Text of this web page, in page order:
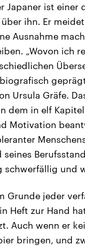
Japaner ist
ihn. Er
Ausnahme
„Wovon ich
Ursula Gräfe.
dem in elf
Motivation
seines
und
Grunde jeder
Heft zur Hand
Auch wenn er
bringen, und